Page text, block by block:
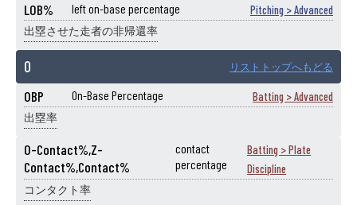
LOB% left on-base percentage Pitching > Advanced
出塁させた走者の非帰還率
O リストトップへもどる
OBP On-Base Percentage Batting > Advanced
出塁率
O-Contact%,Z-
Contact%,Contact%
contact
percentage
Batting > Plate
Discipline
コンタクト率